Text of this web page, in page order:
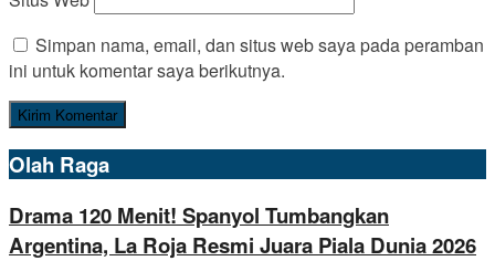
Simpan nama, email, dan situs web saya pada peramban
ini untuk komentar saya berikutnya.
Olah Raga
Drama 120 Menit! Spanyol Tumbangkan
Argentina, La Roja Resmi Juara Piala Dunia 2026